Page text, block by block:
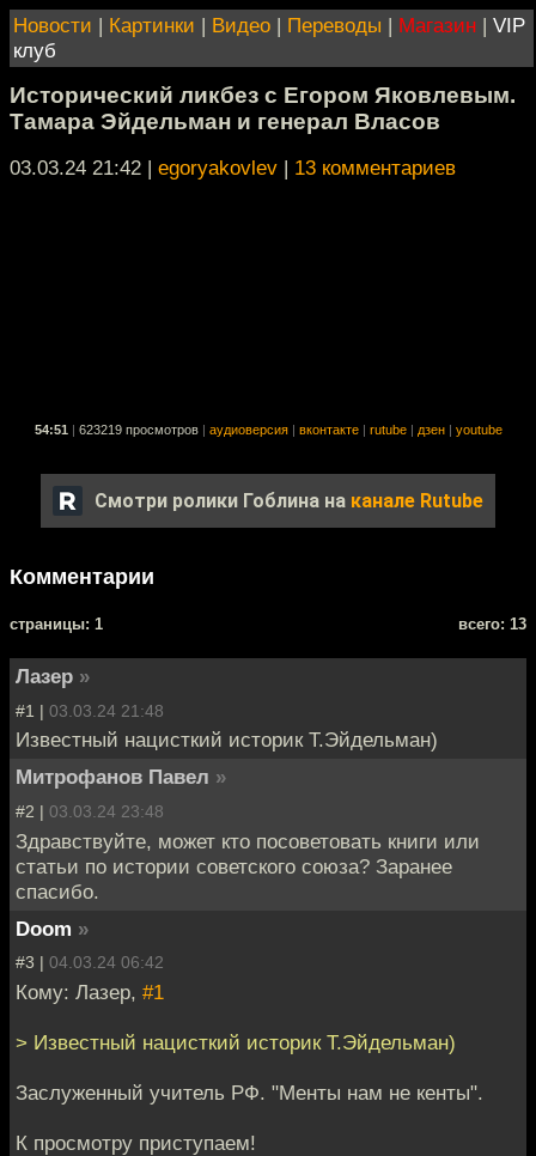
Новости | Картинки | Видео | Переводы | Магазин | VIP
клуб
Исторический ликбез с Егором Яковлевым.
Тамара Эйдельман и генерал Власов
03.03.24 21:42 | egoryakovlev | 13 комментариев
54:51 623219 просмотров аудиоверсия вконтакте rutube дзен youtube
Смотри ролики Гоблина на канале Rutube
Комментарии
cтраницы: 1 всего: 13
Лазер »
#1 | 03.03.24 21:48
Известный нацисткий историк Т.Эйдельман)
Митрофанов Павел »
#2 | 03.03.24 23:48
Здравствуйте, может кто посоветовать книги или
статьи по истории советского союза? Заранее
спасибо.
Doom »
#3 | 04.03.24 06:42
Кому: Лазер, #1
> Известный нацисткий историк Т.Эйдельман)
Заслуженный учитель РФ. "Менты нам не кенты".
К просмотру приступаем!